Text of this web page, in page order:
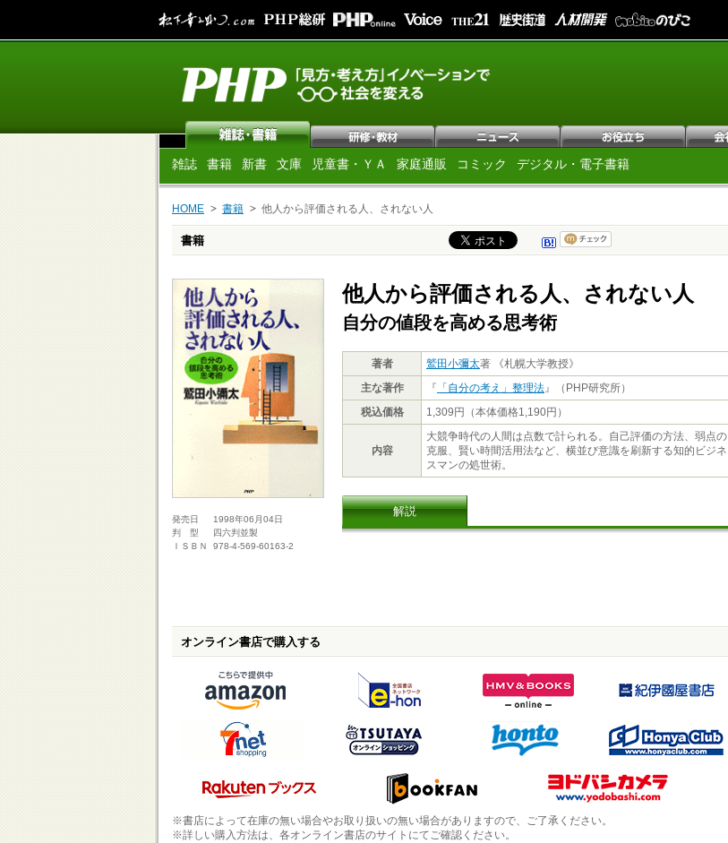
雑誌 書籍 新書 文庫 児童書・ＹＡ 家庭通販 コミック デジタル・電子書籍
HOME 書籍 他人から評価される人、されない人
書籍
発売日
1998年06月04日
判 型
四六判並製
ＩＳＢＮ
978-4-569-60163-2
他人から評価される人、されない人
自分の値段を高める思考術
著者 鷲田小彌太著 《札幌大学教授》
主な著作
『 「自分の考え」整理法』（PHP研究所）
税込価格
1,309円（本体価格1,190円）
内容
大競争時代の人間は点数で計られる。自己評価の方法、弱点の
克服、賢い時間活用法など、横並び意識を刷新する知的ビジネ
スマンの処世術。
解説
オンライン書店で購入する
※書店によって在庫の無い場合やお取り扱いの無い場合がありますので、ご了承ください。
※詳しい購入方法は、各オンライン書店のサイトにてご確認ください。